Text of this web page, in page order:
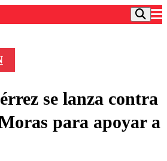
TV
se lanza contra
para apoyar a